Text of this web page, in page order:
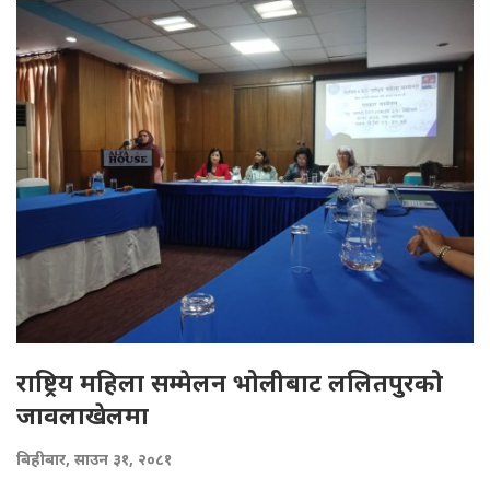
राष्ट्रिय महिला सम्मेलन भोलीबाट ललितपुरको
जावलाखेलमा
बिहीबार, साउन ३१, २०८१